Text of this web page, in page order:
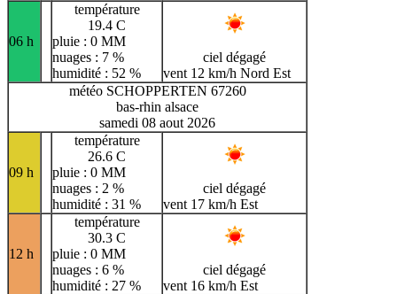
06 h
température
19.4 C
pluie : 0 MM
nuages : 7 %
humidité : 52 %
ciel dégagé
vent 12 km/h Nord Est
météo SCHOPPERTEN 67260
bas-rhin alsace
samedi 08 aout 2026
09 h
température
26.6 C
pluie : 0 MM
nuages : 2 %
humidité : 31 %
ciel dégagé
vent 17 km/h Est
12 h
température
30.3 C
pluie : 0 MM
nuages : 6 %
humidité : 27 %
ciel dégagé
vent 16 km/h Est